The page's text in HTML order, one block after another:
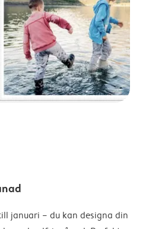
januari – du kan designa din